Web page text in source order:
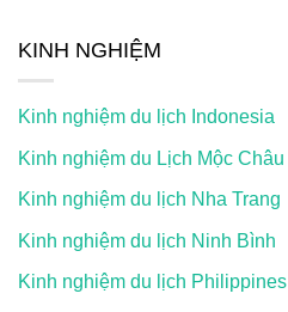
KINH NGHIỆM
Kinh nghiệm du lịch Indonesia
Kinh nghiệm du Lịch Mộc Châu
Kinh nghiệm du lịch Nha Trang
Kinh nghiệm du lịch Ninh Bình
Kinh nghiệm du lịch Philippines